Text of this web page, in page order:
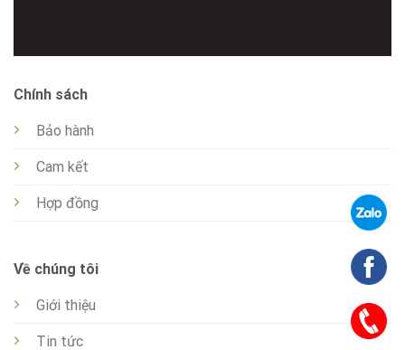
Chính sách
Bảo hành
Cam kết
Hợp đồng
Về chúng tôi
Giới thiệu
Tin tức